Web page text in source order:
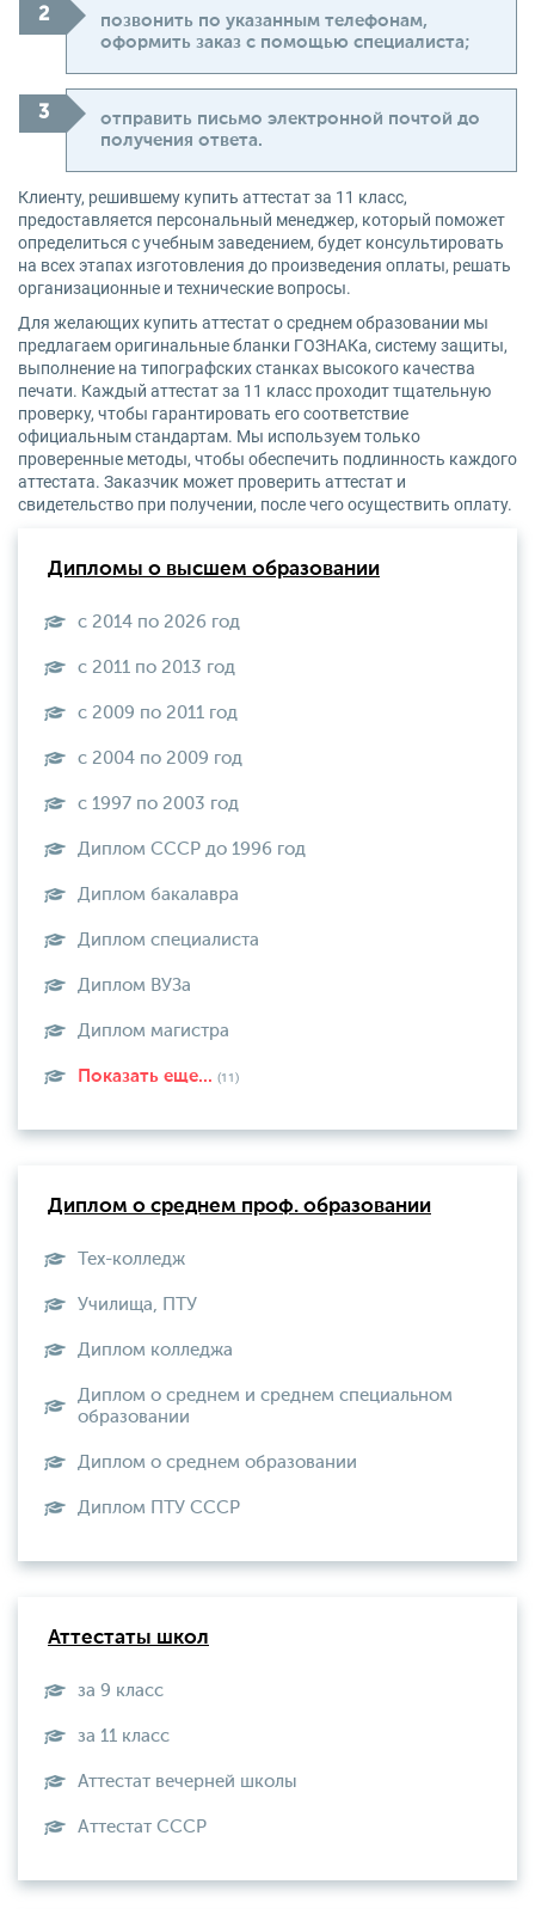
позвонить по указанным телефонам,
оформить заказ с помощью специалиста;
отправить письмо электронной почтой до
получения ответа.
Клиенту, решившему купить аттестат за 11 класс,
предоставляется персональный менеджер, который поможет
определиться с учебным заведением, будет консультировать
на всех этапах изготовления до произведения оплаты, решать
организационные и технические вопросы.
Для желающих купить аттестат о среднем образовании мы
предлагаем оригинальные бланки ГОЗНАКа, систему защиты,
выполнение на типографских станках высокого качества
печати. Каждый аттестат за 11 класс проходит тщательную
проверку, чтобы гарантировать его соответствие
официальным стандартам. Мы используем только
проверенные методы, чтобы обеспечить подлинность каждого
аттестата. Заказчик может проверить аттестат и
свидетельство при получении, после чего осуществить оплату.
Дипломы о высшем образовании
с 2014 по 2026 год
с 2011 по 2013 год
с 2009 по 2011 год
с 2004 по 2009 год
с 1997 по 2003 год
Диплом СССР до 1996 год
Диплом бакалавра
Диплом специалиста
Диплом ВУЗа
Диплом магистра
Показать еще... (11)
Диплом о среднем проф. образовании
Тех-колледж
Училища, ПТУ
Диплом колледжа
Диплом о среднем и среднем специальном
образовании
Диплом о среднем образовании
Диплом ПТУ СССР
Аттестаты школ
за 9 класс
за 11 класс
Аттестат вечерней школы
Aттестат СССР